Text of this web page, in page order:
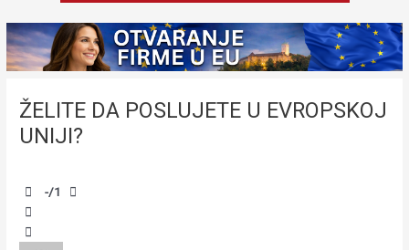
ŽELITE DA POSLUJETE U EVROPSKOJ
UNIJI?
-/1